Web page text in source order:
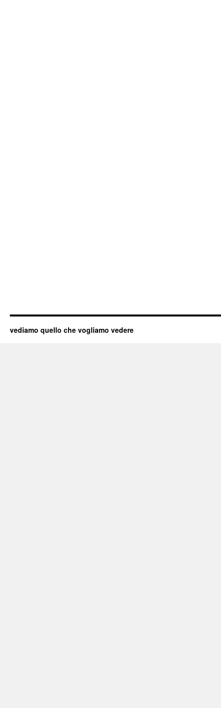
vediamo quello che vogliamo vedere